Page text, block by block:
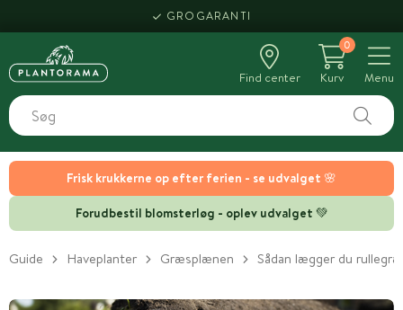
Frisk krukkerne op efter ferien - se udvalget 🌸
Forudbestil blomsterløg - oplev udvalget 💚
GROGARANTI
Find center
0
Kurv
Menu
Guide Haveplanter Græsplænen Sådan lægger du